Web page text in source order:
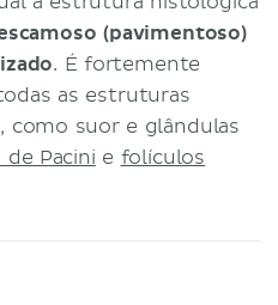
(pavimentoso)
. É fortemente
as estruturas
como suor e glândulas
Pacini e folículos